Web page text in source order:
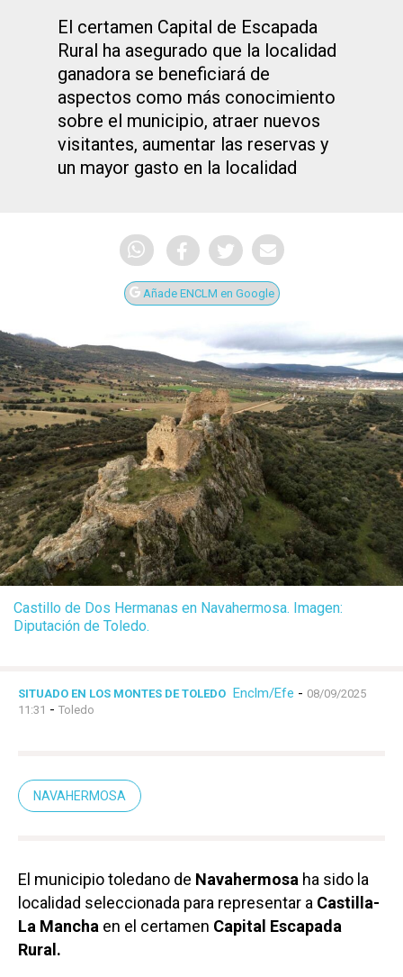
El certamen Capital de Escapada
Rural ha asegurado que la localidad
ganadora se beneficiará de
aspectos como más conocimiento
sobre el municipio, atraer nuevos
visitantes, aumentar las reservas y
un mayor gasto en la localidad
Añade ENCLM en Google
Castillo de Dos Hermanas en Navahermosa. Imagen:
Diputación de Toledo.
SITUADO EN LOS MONTES DE TOLEDO Enclm/Efe - 08/09/2025
11:31 - Toledo
NAVAHERMOSA
El municipio toledano de Navahermosa ha sido la
localidad seleccionada para representar a Castilla-
La Mancha en el certamen Capital Escapada
Rural.